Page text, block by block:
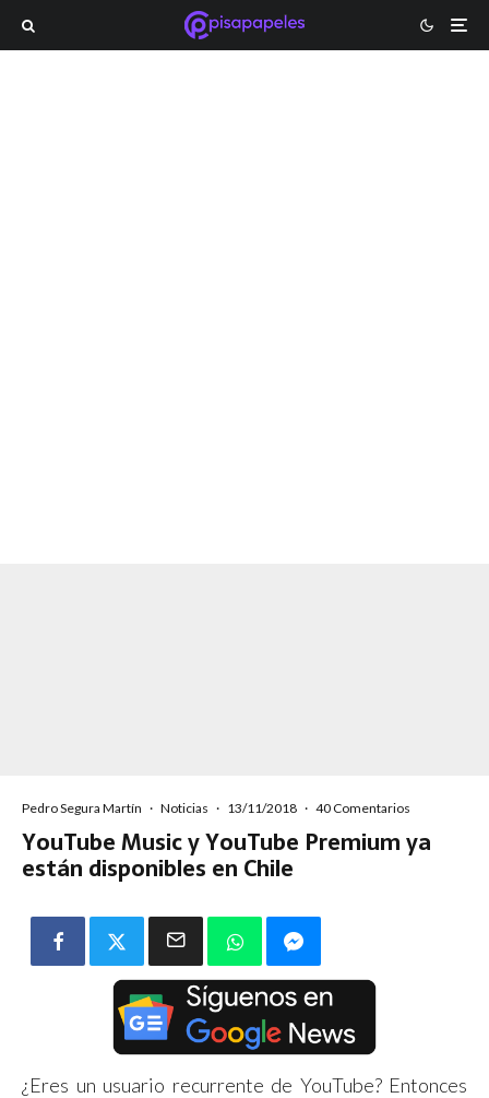
Pedro Segura Martín · Noticias · 13/11/2018 · 40 Comentarios
YouTube Music y YouTube Premium ya
están disponibles en Chile
¿Eres un usuario recurrente de YouTube? Entonces